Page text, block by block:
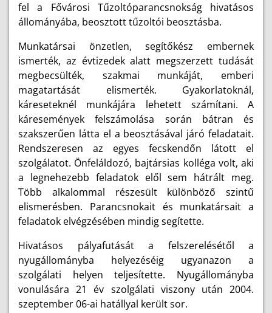
fel a Fővárosi Tűzoltóparancsnokság hivatásos
állományába, beosztott tűzoltói beosztásba.
Munkatársai önzetlen, segítőkész embernek
ismerték, az évtizedek alatt megszerzett tudását
megbecsülték, szakmai munkáját, emberi
magatartását elismerték. Gyakorlatoknál,
káreseteknél munkájára lehetett számítani. A
káresemények felszámolása során bátran és
szakszerűen látta el a beosztásával járó feladatait.
Rendszeresen az egyes fecskendőn látott el
szolgálatot. Önfeláldozó, bajtársias kolléga volt, aki
a legnehezebb feladatok elől sem hátrált meg.
Több alkalommal részesült különböző szintű
elismerésben. Parancsnokait és munkatársait a
feladatok elvégzésében mindig segítette.
Hivatásos pályafutását a felszerelésétől a
nyugállományba helyezéséig ugyanazon a
szolgálati helyen teljesítette. Nyugállományba
vonulására 21 év szolgálati viszony után 2004.
szeptember 06-ai hatállyal került sor.